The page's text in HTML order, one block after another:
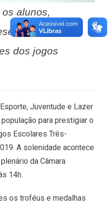
alunos,
das
dos jogos
Juventude e Lazer
para prestigiar o
Escolares Três-
A solenidade acontece
da Câmara
14h.
os troféus e medalhas